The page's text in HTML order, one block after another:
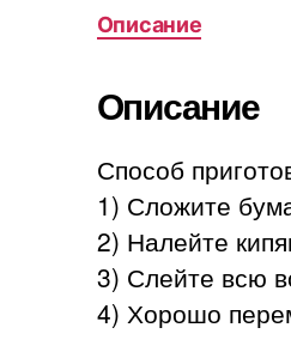
Описание
Описание
Способ
1) Сложите
2) Налейте
3) Слейте всю
4) Хорошо